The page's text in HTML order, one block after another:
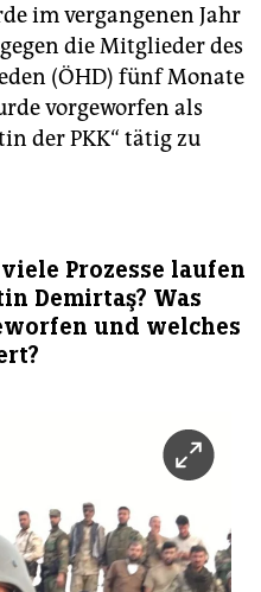
im vergangenen Jahr
die Mitglieder des
(ÖHD) fünf Monate
vorgeworfen als
der PKK“ tätig zu
Prozesse laufen
Demirtaş? Was
und welches